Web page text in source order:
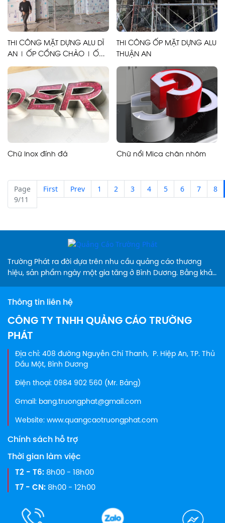
THI CÔNG MẶT DỰNG ALU DĨ
AN | ỐP CỔNG CHÀO | ỐP
CỘT | ỐP MẶT TIỀN ALU
THI CÔNG ỐP MẶT DỰNG ALU
THUẬN AN
Chữ Inox đính đá Chữ nổi Mica chân nhôm
Page
9/11
First Prev 1 2 3 4 5 6 7 8
Trường Phát ra đời dựa trên nhu cầu quảng cáo thương
hiệu, sản phẩm ngày một gia tăng ở Bình Dương. Bằng khả
nay...
Thông tin liên hệ
CÔNG TY TNHH QUẢNG CÁO TRƯỜNG
PHÁT
Địa chỉ: 408 đường Nguyễn Chí Thanh, P. Hiệp An, TP. Thủ
Dầu Một, Bình Dương
Điện thoại: 0984 902 560 (Mr. Bảng)
Gmail: bang.truongphat@gmail.com
Website: www.quangcaotruongphat.com
Chính sách hỗ trợ
Thời gian làm việc
T2 - T6: 8h00 - 18h00
T7 - CN: 8h00 - 12h00